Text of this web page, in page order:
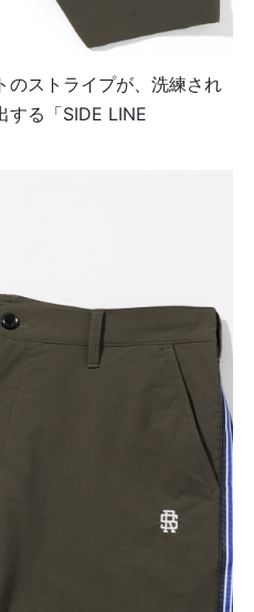
のストライプが、洗練され
する「SIDE LINE